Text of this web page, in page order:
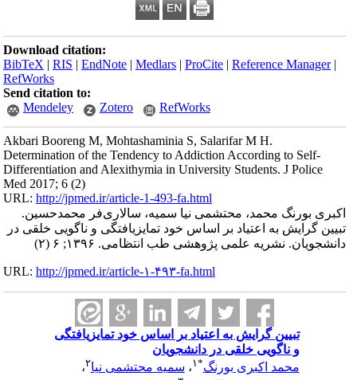
Download citation:
BibTeX |RIS |EndNote |Medlars |ProCite |Reference Manager
RefWorks
Send citation to:
Mendeley
Zotero RefWorks
Akbari Booreng M, Mohtashaminia S, Salarifar M H.
Determination of the Tendency to Addiction According to Self-
Differentiation and Alexithymia in University Students. J Police
Med 2017; 6 (2)
URL:http://jpmed.ir/article-1-493-fa.html
اکبری بورنگ محمد، محتشمی نیا سمیه، سالاری‌فر محمدحسین.
تبیین گرایش به اعتیاد بر اساس خود تمایزیافتگی و ناگویی خلقی در
دانشجویان. نشریه علمی پژوهشی طب انتظامی. ۱۳۹۶; ۶ (۲)
URL:http://jpmed.ir/article-۱-۴۹۳-fa.html
تبیین گرایش به اعتیاد بر اساس خود تمایزیافتگی
و ناگویی خلقی در دانشجویان
محمد اکبری بورنگ* ۱،سمیه محتشمی نیا ۲،